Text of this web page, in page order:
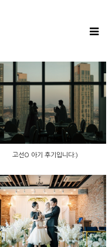
고선O 아기 후기입니다:)